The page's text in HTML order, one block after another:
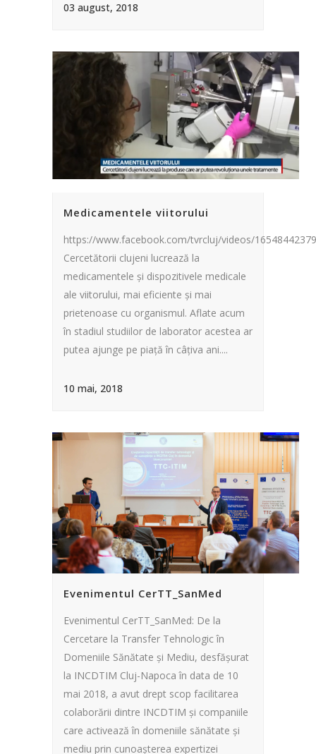
03 august, 2018
Medicamentele viitorului
https://www.facebook.com/tvrcluj/videos/
Cercetătorii clujeni lucrează la
medicamentele și dispozitivele medicale
ale viitorului, mai eficiente și mai
prietenoase cu organismul. Aflate acum
în stadiul studiilor de laborator acestea ar
putea ajunge pe piață în câțiva ani....
10 mai, 2018
Evenimentul CerTT_SanMed
Evenimentul CerTT_SanMed: De la
Cercetare la Transfer Tehnologic în
Domeniile Sănătate și Mediu, desfășurat
la INCDTIM Cluj-Napoca în data de 10
mai 2018, a avut drept scop facilitarea
colaborării dintre INCDTIM și companiile
care activează în domeniile sănătate și
mediu prin cunoașterea expertizei